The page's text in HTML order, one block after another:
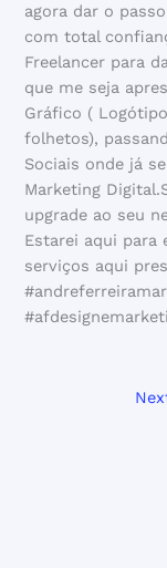
agora dar o
com total
Freelancer para
que me seja
Gráfico (
folhetos),
Sociais onde já
Marketing
upgrade ao seu
Estarei aqui para
serviços aqui